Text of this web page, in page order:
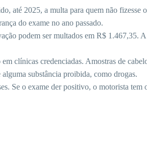
até 2025, a multa para quem não
do exame no ano passado.
podem ser multados em R$ 1.467,35.
clínicas credenciadas. Amostras de
substância proibida, como drogas.
Se o exame der positivo, o motorista